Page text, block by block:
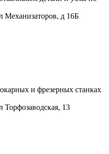
Механизаторов, д 16Б
и фрезерных станках
Торфозаводская, 13